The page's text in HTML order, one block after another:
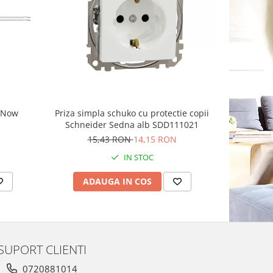
Priza simpla schuko cu protectie copii
Schneider Sedna alb SDD111021
15,43 RON14,15 RON
IN STOC
ADAUGA IN COS
Priza
CLIENTI
0720881014